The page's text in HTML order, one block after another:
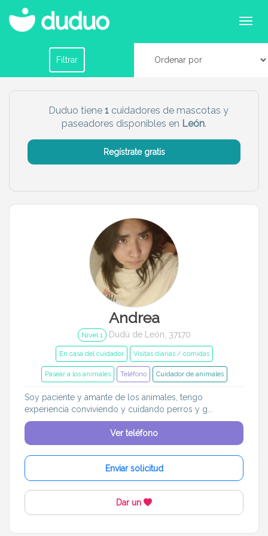
Cuidadores de mascotas en León
Filtrar
Filtrar por horario
Chico Chica
Más servicio del dudú
Entrenador
En casa del cuidador Cuidado en mi casa
Visitas diarias / comidas Pasear a los animales
Tamaño de mi mascota
Grandes (18-45kg) Gigantes (45+kg)
Idiomas del dudú
Duduo tiene 1 cuidadores de mascotas y
paseadores disponibles en León.
Regístrate gratis
Andrea
Nivel 1 Dudú de León, 37170
En casa del cuidador Visitas diarias / comidas
Pasear a los animales Teléfono Cuidador de animales
Soy paciente y amante de los animales, tengo
experiencia conviviendo y cuidando perros y g...
Ver teléfono
Enviar solicitud
Dar un